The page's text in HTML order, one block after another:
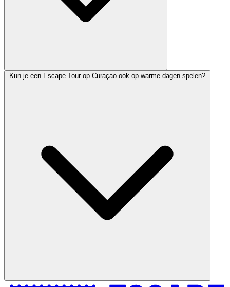
Kun je een Escape Tour op Curaçao ook op warme dagen spelen?